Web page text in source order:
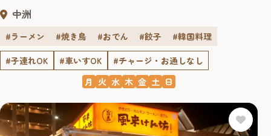
中洲
#ラーメン #焼き鳥 #おでん #餃子
#韓国料理
#子連れOK
#車いすOK
#チャージ・お通しなし
月 火 水 木 金 土 日